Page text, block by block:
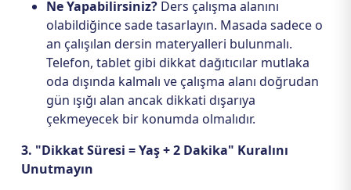
Ne Yapabilirsiniz? Ders çalışma alanını
olabildiğince sade tasarlayın. Masada sadece o
an çalışılan dersin materyalleri bulunmalı.
Telefon, tablet gibi dikkat dağıtıcılar mutlaka
oda dışında kalmalı ve çalışma alanı doğrudan
gün ışığı alan ancak dikkati dışarıya
çekmeyecek bir konumda olmalıdır.
3. "Dikkat Süresi = Yaş + 2 Dakika" Kuralını
Unutmayın